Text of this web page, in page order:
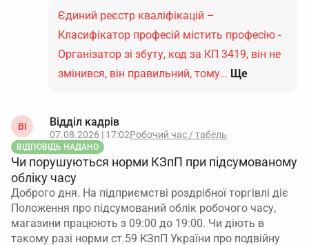
Єдиний реєстр кваліфікацій –
Класифікатор професій містить професію -
Організатор зі збуту, код за КП 3419, він не
змінився, він правильний, тому… Ще
ВІ Відділ кадрів
07.08.2026 | 17:02Робочий час / табель
ВІДПОВІДЬ НАДАНО
Чи порушуються норми КЗпП при підсумованому
обліку часу
Доброго дня. На підприємстві роздрібної торгівлі діє
Положення про підсумований облік робочого часу,
магазини працюють з 09:00 до 19:00. Чи діють в
такому разі норми ст.59 КЗпП України про подвійну